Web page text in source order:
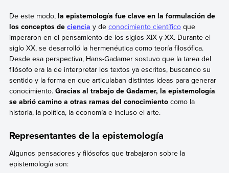
De este modo, la epistemología fue clave en la formulación de
los conceptos de ciencia y de conocimiento científicoque
imperaron en el pensamiento de los siglos XIX y XX. Durante el
siglo XX, se desarrolló la hermenéutica como teoría filosófica.
Desde esa perspectiva, Hans-Gadamer sostuvo que la tarea del
filósofo era la de interpretar los textos ya escritos, buscando su
sentido y la forma en que articulaban distintas ideas para generar
conocimiento. Gracias al trabajo de Gadamer, la epistemología
se abrió camino a otras ramas del conocimiento como la
historia, la política, la economía e incluso el arte.
Representantes de la epistemología
Algunos pensadores y filósofos que trabajaron sobre la
epistemología son: